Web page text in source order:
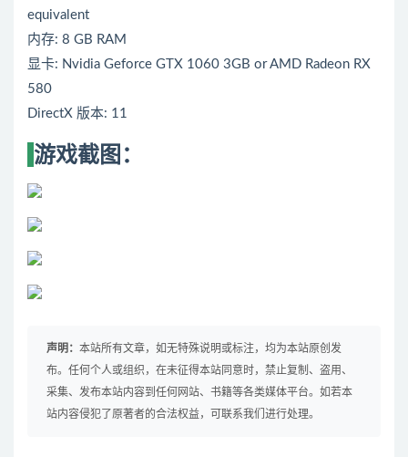
equivalent
内存: 8 GB RAM
显卡: Nvidia Geforce GTX 1060 3GB or AMD Radeon RX
580
DirectX 版本: 11
游戏截图：
声明： 本站所有文章，如无特殊说明或标注，均为本站原创发
布。任何个人或组织，在未征得本站同意时，禁止复制、盗用、
采集、发布本站内容到任何网站、书籍等各类媒体平台。如若本
站内容侵犯了原著者的合法权益，可联系我们进行处理。